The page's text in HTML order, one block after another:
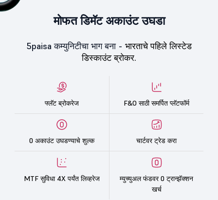
मोफत डिमॅट अकाउंट उघडा
5paisa कम्युनिटीचा भाग बना - भारताचे पहिले लिस्टेड
डिस्काउंट ब्रोकर.
फ्लॅट ब्रोकरेज F&O साठी समर्पित प्लॅटफॉर्म
0 अकाउंट उघडण्याचे शुल्क चार्टवर ट्रेड करा
MTF सुविधा 4X पर्यंत लिव्हरेज
म्युच्युअल फंडवर 0 ट्रान्झॅक्शन
खर्च